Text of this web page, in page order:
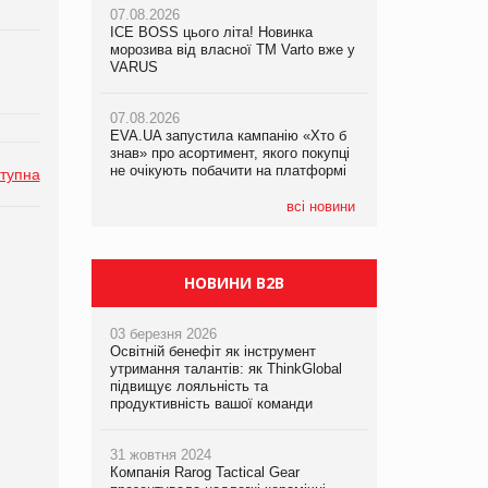
07.08.2026
ICE BOSS цього літа! Новинка
морозива від власної ТМ Varto вже у
VARUS
07.08.2026
EVA.UA запустила кампанію «Хто б
знав» про асортимент, якого покупці
не очікують побачити на платформі
всі новини
07.08.2026
ICE BOSS цього літа! Новинка
морозива від власної ТМ Varto вже у
VARUS
07.08.2026
EVA.UA запустила кампанію «Хто б
знав» про асортимент, якого покупці
не очікують побачити на платформі
07.08.2026
Франція заборонила рекламні дзвінки
НОВИНИ B2B
03 березня 2026
Освітній бенефіт як інструмент
утримання талантів: як ThinkGlobal
підвищує лояльність та
продуктивність вашої команди
31 жовтня 2024
Компанія Rarog Tactical Gear